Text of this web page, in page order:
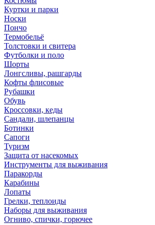
Куртки и парки
Носки
Пончо
Термобельё
Толстовки и свитера
Футболки и поло
Шорты
Лонгсливы, рашгарды
Кофты флисовые
Рубашки
Обувь
Кроссовки, кеды
Сандали, шлепанцы
Ботинки
Сапоги
Туризм
Защита от насекомых
Инструменты для выживания
Паракорды
Карабины
Лопаты
Грелки, теплоиды
Наборы для выживания
Огниво, спички, горючее